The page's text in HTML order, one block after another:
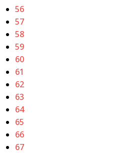
56
57
58
59
60
61
62
63
64
65
66
67